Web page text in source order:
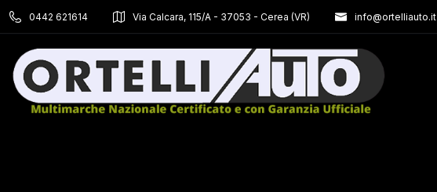
0442 621614 Via Calcara, 115/A - 37053 - Cerea (VR) info@ortelliauto.it